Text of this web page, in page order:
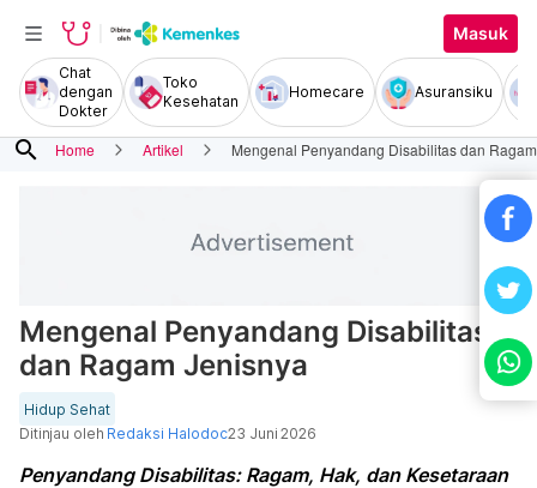
Masuk
Chat
dengan
Dokter
Toko
Kesehatan
Homecare Asuransiku
search Home Artikel Mengenal Penyandang Disabilitas dan
Mengenal Penyandang Disabilitas
dan Ragam Jenisnya
Hidup Sehat
Ditinjau oleh Redaksi Halodoc23 Juni 2026
Penyandang Disabilitas: Ragam, Hak, dan Kesetaraan